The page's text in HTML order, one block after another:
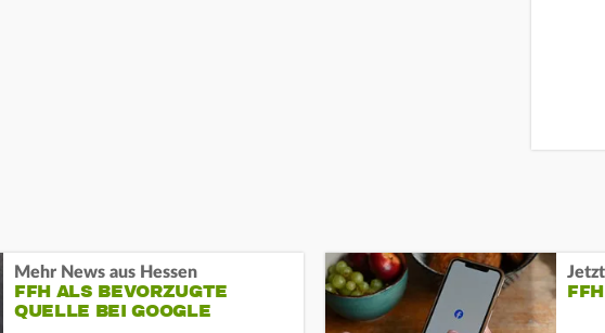
Mehr News aus Hessen
FFH ALS BEVORZUGTE
QUELLE BEI GOOGLE